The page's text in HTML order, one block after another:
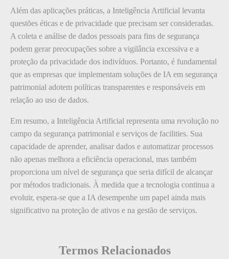
Além das aplicações práticas, a Inteligência Artificial levanta
questões éticas e de privacidade que precisam ser consideradas.
A coleta e análise de dados pessoais para fins de segurança
podem gerar preocupações sobre a vigilância excessiva e a
proteção da privacidade dos indivíduos. Portanto, é fundamental
que as empresas que implementam soluções de IA em segurança
patrimonial adotem políticas transparentes e responsáveis em
relação ao uso de dados.
Em resumo, a Inteligência Artificial representa uma revolução no
campo da segurança patrimonial e serviços de facilities. Sua
capacidade de aprender, analisar dados e automatizar processos
não apenas melhora a eficiência operacional, mas também
proporciona um nível de segurança que seria difícil de alcançar
por métodos tradicionais. À medida que a tecnologia continua a
evoluir, espera-se que a IA desempenhe um papel ainda mais
significativo na proteção de ativos e na gestão de serviços.
Termos Relacionados